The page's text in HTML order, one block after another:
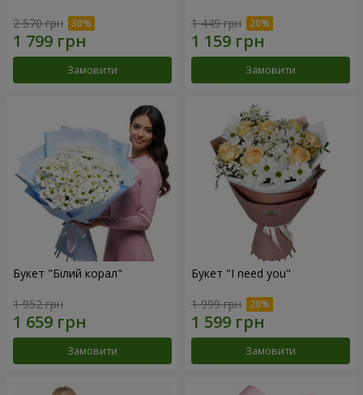
2 570 грн
Замовити
1 449 грн
Замовити
Букет "Білий корал"
1 952 грн
Замовити
Букет "I need you"
1 999 грн
Замовити